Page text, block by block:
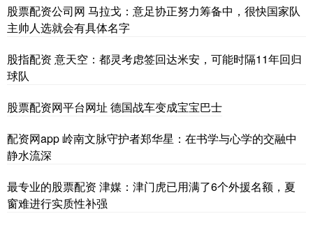
股票配资公司网 马拉戈：意足协正努力筹备中，很快国家队
主帅人选就会有具体名字
股指配资 意天空：都灵考虑签回达米安，可能时隔11年回归
球队
股票配资网平台网址 德国战车变成宝宝巴士
配资网app 岭南文脉守护者郑华星：在书学与心学的交融中
静水流深
最专业的股票配资 津媒：津门虎已用满了6个外援名额，夏
窗难进行实质性补强